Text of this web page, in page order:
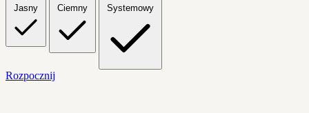
Jasny Ciemny Systemowy
Rozpocznij